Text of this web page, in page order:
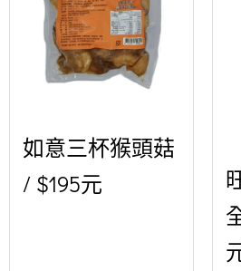
如意三杯猴頭菇
/ $195元